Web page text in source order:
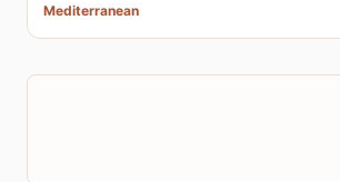
Mediterranean